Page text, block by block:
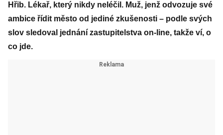
Hřib. Lékař, který nikdy neléčil. Muž, jenž odvozuje své
ambice řídit město od jediné zkušenosti – podle svých
slov sledoval jednání zastupitelstva on-line, takže ví, o
co jde.